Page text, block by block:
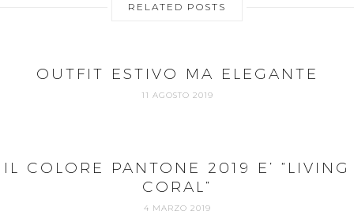
RELATED POSTS
OUTFIT ESTIVO MA ELEGANTE
11 AGOSTO 2019
IL COLORE PANTONE 2019 E’ “LIVING
CORAL”
4 MARZO 2019